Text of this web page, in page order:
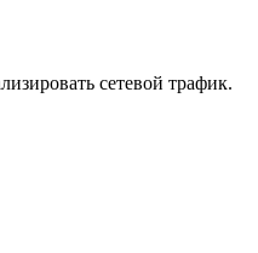
сетевой трафик.